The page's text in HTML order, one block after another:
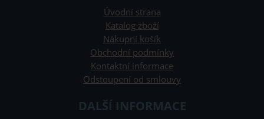
Úvodní strana
Katalog zboží
Nákupní košík
Obchodní podmínky
Kontaktní informace
Odstoupení od smlouvy
DALŠÍ INFORMACE